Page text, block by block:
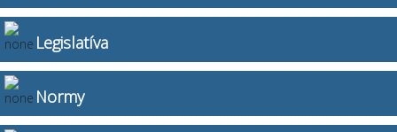
Legislatíva
Normy